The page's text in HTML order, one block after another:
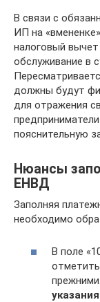
В связи с
ИП на
налоговый
обслуживание в
должны будут
для отражения
пояснительную
Нюансы
ЕНВД
Заполняя
необходимо
В поле
прежними.